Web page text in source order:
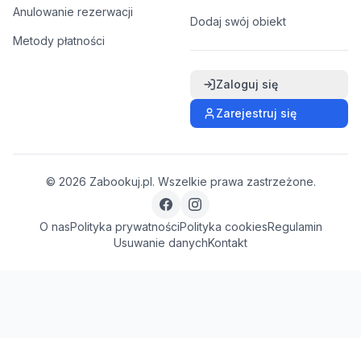
Anulowanie rezerwacji
Metody płatności
Dodaj swój obiekt
Zaloguj się
Zarejestruj się
© 2026 Zabookuj.pl. Wszelkie prawa zastrzeżone.
O nasPolityka prywatnościPolityka cookiesRegulamin
Usuwanie danychKontakt